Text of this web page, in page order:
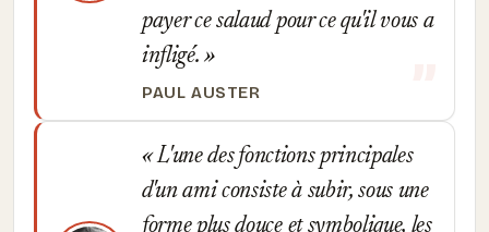
payer ce salaud pour ce qu'il vous a
infligé.
PAUL AUSTER
L'une des fonctions principales
d'un ami consiste à subir, sous une
forme plus douce et symbolique, les